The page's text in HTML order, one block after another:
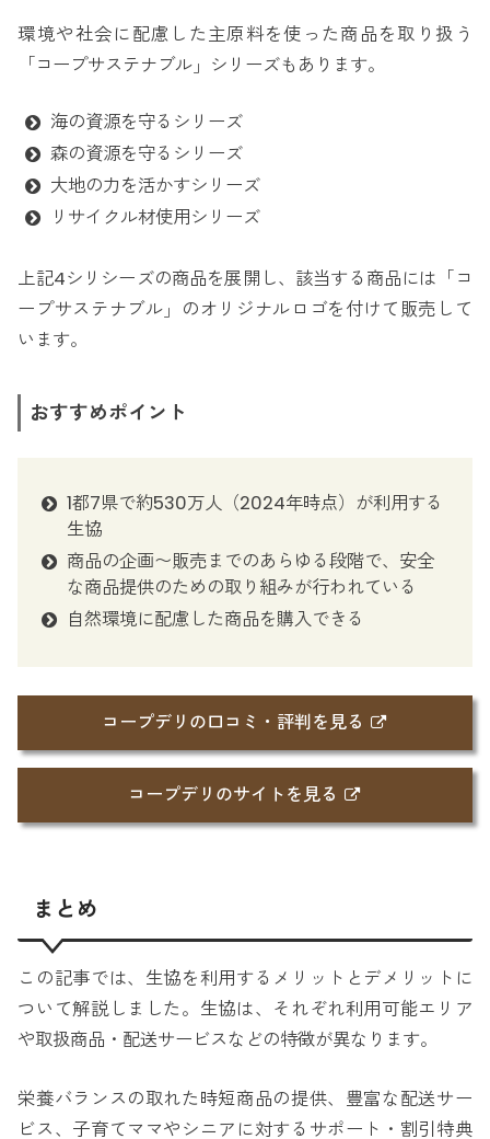
環境や社会に配慮した主原料を使った商品を取り扱う
「コープサステナブル」シリーズもあります。
海の資源を守るシリーズ
森の資源を守るシリーズ
大地の力を活かすシリーズ
リサイクル材使用シリーズ
上記4シリシーズの商品を展開し、該当する商品には「コ
ープサステナブル」のオリジナルロゴを付けて販売して
います。
おすすめポイント
1都7県で約530万人（2024年時点）が利用する
生協
商品の企画〜販売までのあらゆる段階で、安全
な商品提供のための取り組みが行われている
自然環境に配慮した商品を購入できる
コープデリの口コミ・評判を見る
コープデリのサイトを見る
まとめ
この記事では、生協を利用するメリットとデメリットに
ついて解説しました。生協は、それぞれ利用可能エリア
や取扱商品・配送サービスなどの特徴が異なります。
栄養バランスの取れた時短商品の提供、豊富な配送サー
ビス、子育てママやシニアに対するサポート・割引特典